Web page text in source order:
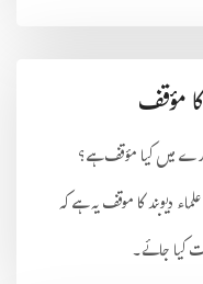
مؤقف
میں کیا مؤقف ہے؟
دیوبند کا موقف یہ ہے کہ